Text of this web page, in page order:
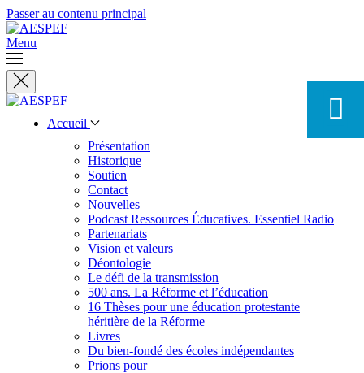
Passer au contenu principal
Menu
Accueil
Présentation
Historique
Soutien
Contact
Nouvelles
Podcast Ressources Éducatives. Essentiel Radio
Partenariats
Vision et valeurs
Déontologie
Le défi de la transmission
500 ans. La Réforme et l’éducation
16 Thèses pour une éducation protestante
héritière de la Réforme
Livres
Du bien-fondé des écoles indépendantes
Prions pour